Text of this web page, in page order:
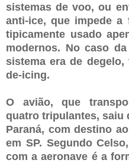
sistemas de voo, ou
anti-ice, que impede a
tipicamente usado
modernos. No caso
sistema era de
de-icing.
O avião, que
quatro tripulantes, saiu
Paraná, com destino
em SP. Segundo
com a aeronave é a